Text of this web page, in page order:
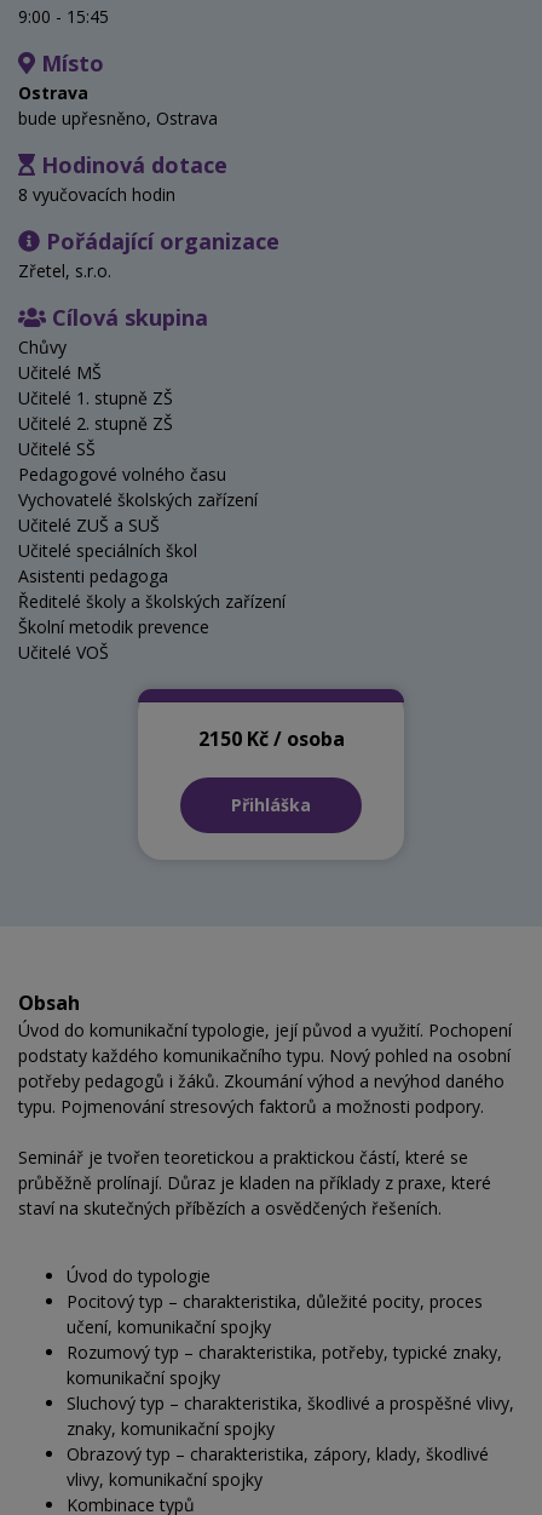
9:00 - 15:45
Místo
Ostrava
bude upřesněno, Ostrava
Hodinová dotace
8 vyučovacích hodin
Pořádající organizace
Zřetel, s.r.o.
Cílová skupina
Chůvy
Učitelé MŠ
Učitelé 1. stupně ZŠ
Učitelé 2. stupně ZŠ
Učitelé SŠ
Pedagogové volného času
Vychovatelé školských zařízení
Učitelé ZUŠ a SUŠ
Učitelé speciálních škol
Asistenti pedagoga
Ředitelé školy a školských zařízení
Školní metodik prevence
Učitelé VOŠ
2150 Kč / osoba
Přihláška
Obsah
Úvod do komunikační typologie, její původ a využití. Pochopení
podstaty každého komunikačního typu. Nový pohled na osobní
potřeby pedagogů i žáků. Zkoumání výhod a nevýhod daného
typu. Pojmenování stresových faktorů a možnosti podpory.
Seminář je tvořen teoretickou a praktickou částí, které se
průběžně prolínají. Důraz je kladen na příklady z praxe, které
staví na skutečných příbězích a osvědčených řešeních.
Úvod do typologie
Pocitový typ – charakteristika, důležité pocity, proces
učení, komunikační spojky
Rozumový typ – charakteristika, potřeby, typické znaky,
komunikační spojky
Sluchový typ – charakteristika, škodlivé a prospěšné vlivy,
znaky, komunikační spojky
Obrazový typ – charakteristika, zápory, klady, škodlivé
vlivy, komunikační spojky
Kombinace typů